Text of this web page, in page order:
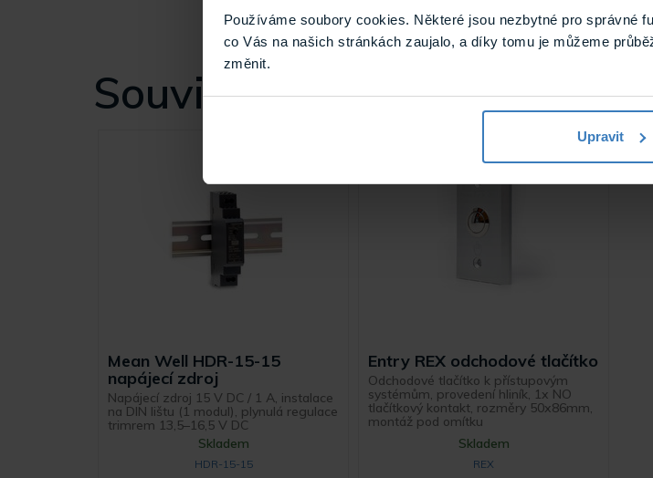
Používáme soubory cookies. Některé jsou nezbytné pro správné
co Vás na našich stránkách zaujalo, a díky tomu je můžeme
změnit.
Upravit
Související
Mean Well HDR-15-15
napájecí zdroj
Napájecí zdroj 15 V DC / 1 A, instalace
na DIN lištu (1 modul), plynulá regulace
trimrem 13,5–16,5 V DC
Skladem
HDR-15-15
Entry REX odchodové tlačítko
Odchodové tlačítko k přístupovým
systémům, provedení hliník, 1x NO
tlačítkový kontakt, rozměry 50x86mm,
montáž pod omítku
Skladem
REX